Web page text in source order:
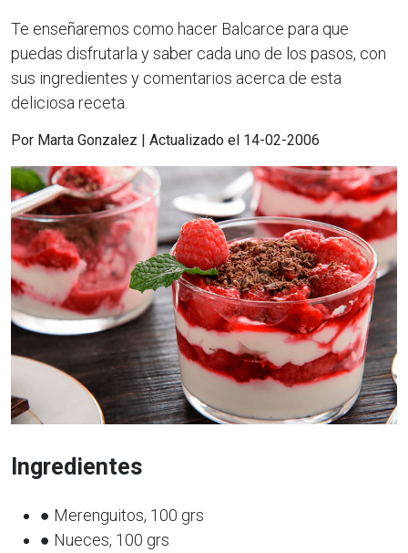
Te enseñaremos como hacer Balcarce para que
puedas disfrutarla y saber cada uno de los pasos, con
sus ingredientes y comentarios acerca de esta
deliciosa receta.
Por Marta Gonzalez | Actualizado el 14-02-2006
Ingredientes
● Merenguitos, 100 grs
● Nueces, 100 grs